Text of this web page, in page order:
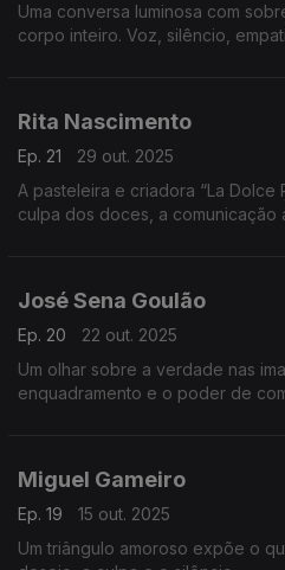
Uma conversa luminosa com
corpo inteiro. Voz, silêncio,
Rita Nascimento
Ep. 21
29 out. 2025
A pasteleira e criadora “La Dolce
culpa dos doces, a comunicação
José Sena Goulão
Ep. 20
22 out. 2025
Um olhar sobre a verdade nas
enquadramento e o poder de
Miguel Gameiro
Ep. 19
15 out. 2025
Um triângulo amoroso expõe o